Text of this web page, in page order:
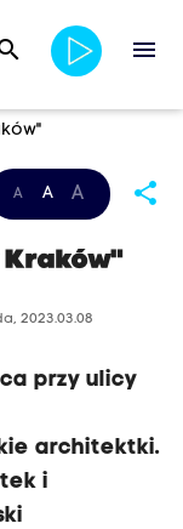
menu
A A A share
Kraków"
2023.03.08
przy ulicy
architektki.
i